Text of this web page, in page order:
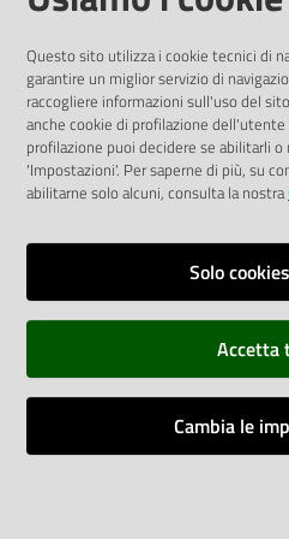
Pubblicità legale
Privacy Policy
Attuazione Misure PNRR
Liste di Attesa
ENTI, IMPRESE E PARTNER
Fatturazione Elettronica
Richiesta Patrocinio
Dichiarazione di Accessibilità
Dati di Monitoraggio
Questo sito utilizza i cookie tecnici di
garantire un miglior servizio di
raccogliere informazioni sull'uso del
anche cookie di profilazione
profilazione puoi decidere se abilitarli
'Impostazioni'. Per saperne di più, su
abilitarne solo alcuni, consulta la nostra
Solo
Accetta
Cambia le